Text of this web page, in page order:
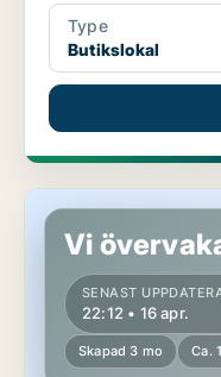
Type
Butikslokal
Industrilokal i Upplands-
Vi
SENAST
22:12 • 16 apr.
Skapad 3 mo Ca.